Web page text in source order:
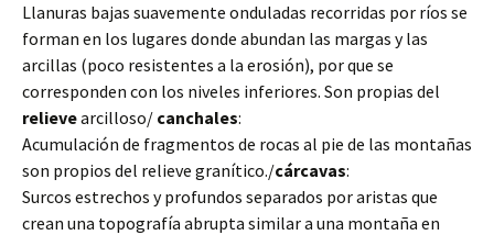
Llanuras bajas suavemente onduladas recorridas por ríos se
forman en los lugares donde abundan las margas y las
arcillas (poco resistentes a la erosión), por que se
corresponden con los niveles inferiores. Son propias del
relievearcilloso/ canchales:
Acumulación de fragmentos de rocas al pie de las montañas
son propios del relieve granítico./cárcavas:
Surcos estrechos y profundos separados por aristas que
crean una topografía abrupta similar a una montaña en